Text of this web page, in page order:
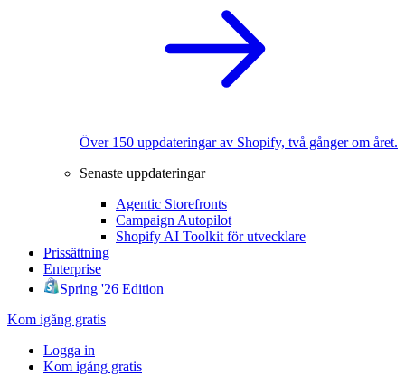
Över 150 uppdateringar av Shopify, två gånger om året.
Senaste uppdateringar
Agentic Storefronts
Campaign Autopilot
Shopify AI Toolkit för utvecklare
Prissättning
Enterprise
Spring '26 Edition
Kom igång gratis
Logga in
Kom igång gratis